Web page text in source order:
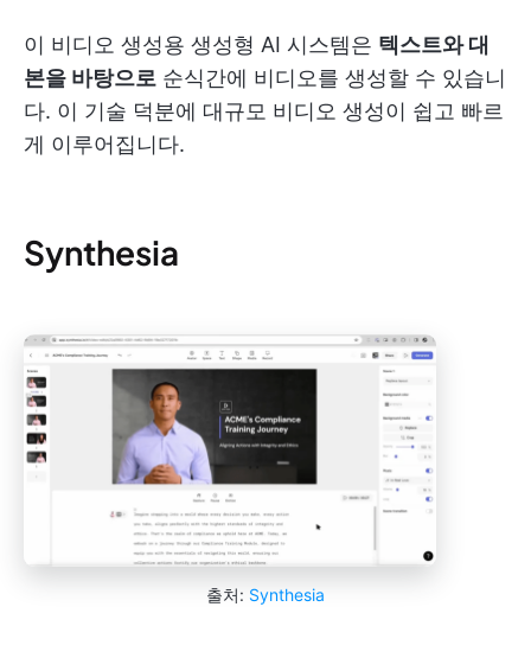
이 비디오 생성용 생성형 AI 시스템은 텍스트와 대
본을 바탕으로 순식간에 비디오를 생성할 수 있습니
다. 이 기술 덕분에 대규모 비디오 생성이 쉽고 빠르
게 이루어집니다.
Synthesia
출처: Synthesia